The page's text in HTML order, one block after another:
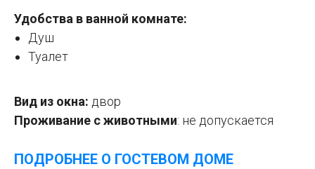
Удобства в ванной комнате:
Душ
Туалет
Вид из окна: двор
Проживание с животными: не допускается
ПОДРОБНЕЕ О ГОСТЕВОМ ДОМЕ